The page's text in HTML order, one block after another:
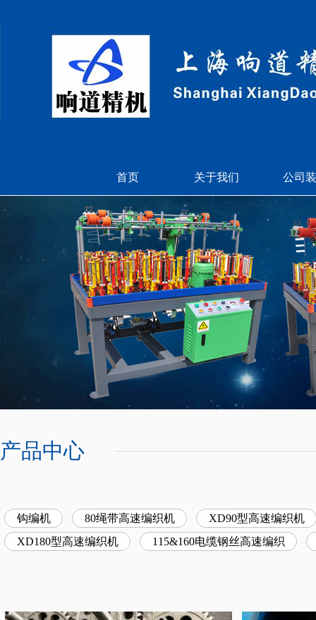
首页 关于我们 公司
产品中心
钩编机 80绳带高速编织机
XD90型高速编织机
XD180型高速编织机
115&160电缆钢丝高速编织